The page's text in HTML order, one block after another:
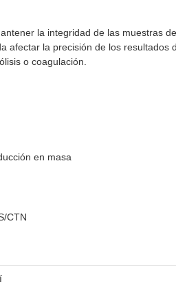
la integridad de las muestras
la precisión de los resultados
o coagulación.
en masa
CTN